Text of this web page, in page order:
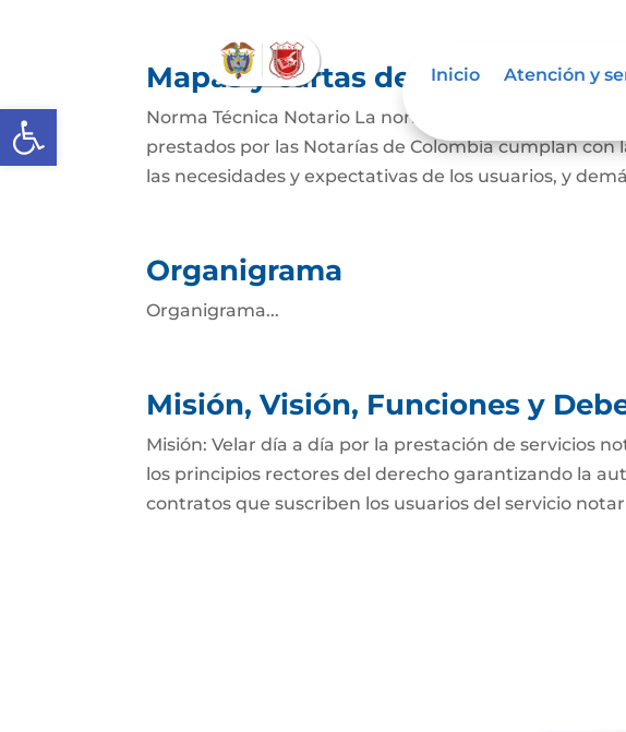
Abrir barra de herramientas
Inicio Atención y
Mapas y cartas descriptivas de
Norma Técnica Notario La norma establece los
prestados por las Notarías de Colombia cumplan
las necesidades y expectativas de los usuarios, y
Organigrama
Organigrama...
Misión, Visión, Funciones y
Misión: Velar día a día por la prestación de servicios
los principios rectores del derecho garantizando la
contratos que suscriben los usuarios del servicio